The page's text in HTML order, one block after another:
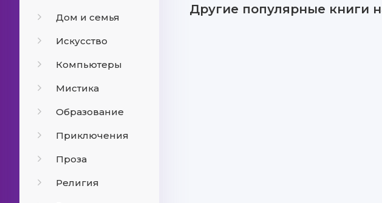
Дом и семья
Искусство
Компьютеры
Мистика
Образование
Приключения
Проза
Религия
Другие популярные книги